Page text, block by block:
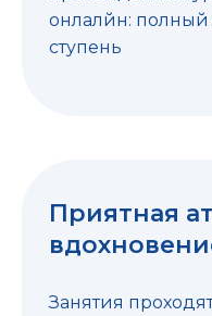
онлалйн: полный
ступень
Приятная
Занятия